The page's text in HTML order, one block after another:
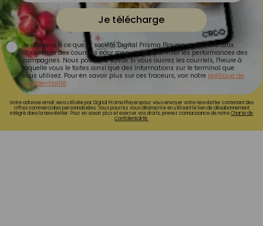
Je télécharge
Je consens à ce que la société Digital Prisma Players analyse le taux
d'ouverture des courriels pour mesurer et optimiser les performances des
campagnes. Nous pourrons savoir si vous ouvrez les courriels, l'heure à
laquelle vous le faites ainsi que des informations sur le terminal que
vous utilisez. Pour en savoir plus sur ces traceurs, voir notre politique de
confidentialité.
Votre adresse email sera utilisée par Digital Prisma Playerspour vous envoyer votre newsletter contenant des
offres commerciales personnalisées. Vous pourrez vous désinscrire en utilisant le lien de désabonnement
intégré dans la newsletter. Pour en savoir plus et exercer vos droits, prenez connaissance de notreCharte de
Confidentialité.